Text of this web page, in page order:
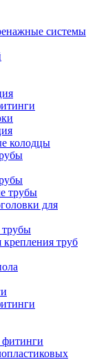
системы
колодцы
трубы
для
труб